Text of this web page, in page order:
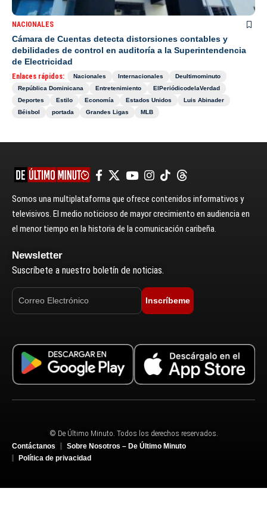
NACIONALES
Cámara de Cuentas detecta distorsiones contables y
debilidades de control en auditoría a la Superintendencia
de Electricidad
Enlaces rápidos: Nacionales Internacionales
Deultimominuto
República Dominicana
Entretenimiento
ElPeriódicodelaVerdad
Deportes
Estilo Economía Estados Unidos
Luis Abinader
Béisbol
portada Grandes Ligas MLB
Somos una multiplataforma que ofrece contenidos informativos y
televisivos. El medio noticioso de mayor crecimiento en audiencia en
el menor tiempo en la historia de la comunicación caribeña.
Newsletter
Suscríbete a nuestro boletín de noticias.
Inscríbeme
© De Último Minuto. Todos los derechos reservados.
Contáctanos
Sobre Nosotros – De Último Minuto
Política de privacidad